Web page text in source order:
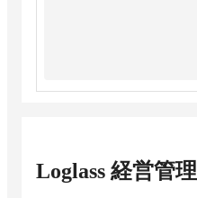
Loglass 経営管理